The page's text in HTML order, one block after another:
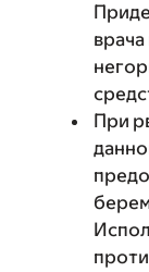
При